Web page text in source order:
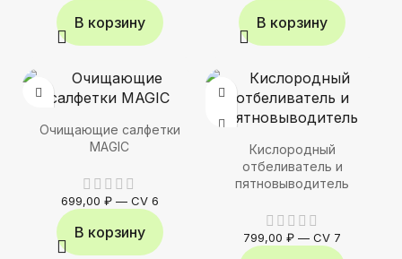
В корзину В корзину
Очищающие салфетки
MAGIC
699,00 ₽— CV 6
В корзину
Кислородный
отбеливатель и
пятновыводитель
799,00₽ —CV 7